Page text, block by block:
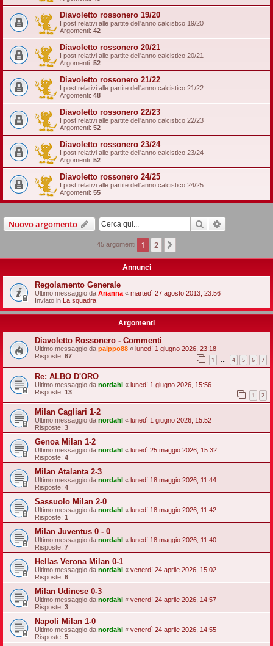
Diavoletto rossonero 19/20
I post relativi alle partite dell'anno calcistico 19/20
Argomenti: 42
Diavoletto rossonero 20/21
I post relativi alle partite dell'anno calcistico 20/21
Argomenti: 52
Diavoletto rossonero 21/22
I post relativi alle partite dell'anno calcistico 21/22
Argomenti: 48
Diavoletto rossonero 22/23
I post relativi alle partite dell'anno calcistico 22/23
Argomenti: 52
Diavoletto rossonero 23/24
I post relativi alle partite dell'anno calcistico 23/24
Argomenti: 52
Diavoletto rossonero 24/25
I post relativi alle partite dell'anno calcistico 24/25
Argomenti: 55
Nuovo argomento Cerca
45 argomenti 1 2
Annunci
Regolamento Generale
Ultimo messaggio da Arianna « martedì 27 agosto 2013, 23:56
Inviato in La squadra
Argomenti
Diavoletto Rossonero - Commenti
Ultimo messaggio da paippo88 « lunedì 1 giugno 2026, 23:18
Risposte: 67 1 … 4 5 6 7
Re: ALBO D'ORO
Ultimo messaggio da nordahl « lunedì 1 giugno 2026, 15:56
Risposte: 13 1 2
Milan Cagliari 1-2
Ultimo messaggio da nordahl « lunedì 1 giugno 2026, 15:52
Risposte: 3
Genoa Milan 1-2
Ultimo messaggio da nordahl « lunedì 25 maggio 2026, 15:32
Risposte: 4
Milan Atalanta 2-3
Ultimo messaggio da nordahl « lunedì 18 maggio 2026, 11:44
Risposte: 4
Sassuolo Milan 2-0
Ultimo messaggio da nordahl « lunedì 18 maggio 2026, 11:42
Risposte: 1
Milan Juventus 0 - 0
Ultimo messaggio da nordahl « lunedì 18 maggio 2026, 11:40
Risposte: 7
Hellas Verona Milan 0-1
Ultimo messaggio da nordahl « venerdì 24 aprile 2026, 15:02
Risposte: 6
Milan Udinese 0-3
Ultimo messaggio da nordahl « venerdì 24 aprile 2026, 14:57
Risposte: 3
Napoli Milan 1-0
Ultimo messaggio da nordahl « venerdì 24 aprile 2026, 14:55
Risposte: 5